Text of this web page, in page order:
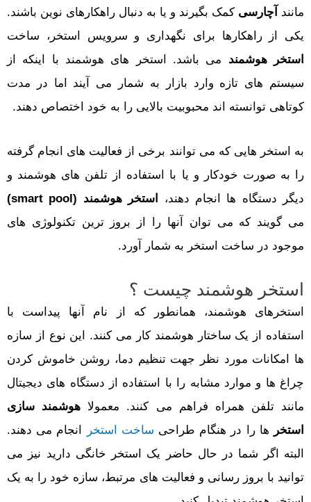
مانند
آچارسی کمک بگیرند و یا به دنبال راهکارهای نوین باشند.
یکی از راهکارها برای نگهداری و سرویس استخر، ساخت
استخر هوشمند می باشد. استخر های هوشمند با اینکه از
سیستم های تازه وارد بازار به شمار می آیند اما در مدت
کوتاهی توانسته اند محبوبیت بالایی را به خود اختصاص دهند.
به استخر هایی که می توانند برخی از فعالیت های انجام گرفته
را به صورت خودکار و یا با استفاده از تلفن های هوشمند و
دیگر دستگاه ها انجام دهند،
استخر هوشمند (smart pool)
می گویند که می توان آنها را از بروز ترین تکنولوژی های
موجود در ساخت استخر به شمار آورد.
استخر هوشمند چیست ؟
استخرهای هوشمند، همانطور که از نام آنها پیداست با
استفاده از یک ساختار هوشمند کار می کنند. این نوع از سازه
ها امکانات مورد نظر جهت تنظیم دما، روشن خاموش کردن
چراغ ها و موارد مشابه را با استفاده از دستگاه های دیجیتال
مانند تلفن همراه فراهم می کنند. معمولا هوشمند سازی
استخر
ها را در هنگام طراحی ساخت استخر
انجام می دهند.
البته اگر شما در حال حاضر یک استخر خانگی دارید نیز می
توانید با بروز رسانی و فعالیت های مرتبط، سازه خود را به یک